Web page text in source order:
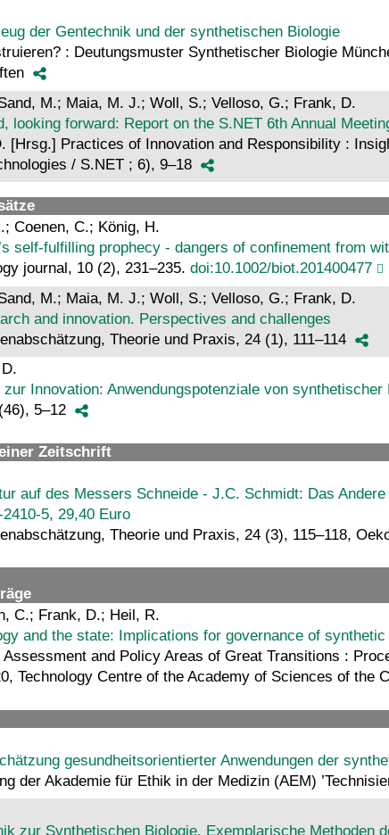
der Gentechnik und der synthetischen Biologie
: Deutungsmuster Synthetischer Biologie
M.; Maia, M. J.; Woll, S.; Velloso, G.; Frank, D.
looking forward: Report on the S.NET 6th Annual
[Hrsg.] Practices of Innovation and Responsibility :
/ S.NET ; 6), 9–18
Coenen, C.; König, H.
self-fulfilling prophecy - dangers of confinement from
journal, 10 (2), 231–235. doi:10.1002/biot.201400477
M.; Maia, M. J.; Woll, S.; Velloso, G.; Frank, D.
and innovation. Perspectives and challenges
Theorie und Praxis, 24 (1), 111–114
Innovation: Anwendungspotenziale von
5–12
Zeitschrift
auf des Messers Schneide - J.C. Schmidt: Das
5, 29,40 Euro
Theorie und Praxis, 24 (3), 115–118,
C.; Frank, D.; Heil, R.
and the state: Implications for governance of
Assessment and Policy Areas of Great Transitions :
Technology Centre of the Academy of Sciences of the
gesundheitsorientierter Anwendungen der
der Akademie für Ethik in der Medizin (AEM)
zur Synthetischen Biologie. Exemplarische Methoden